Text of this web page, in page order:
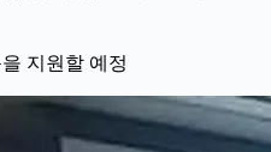
지원할 예정